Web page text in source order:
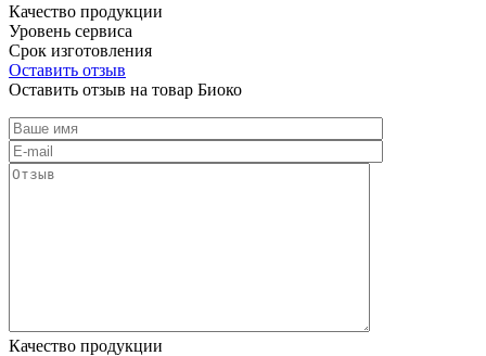
Качество продукции
Уровень сервиса
Срок изготовления
Оставить отзыв
Оставить отзыв на товар Биоко
Качество продукции